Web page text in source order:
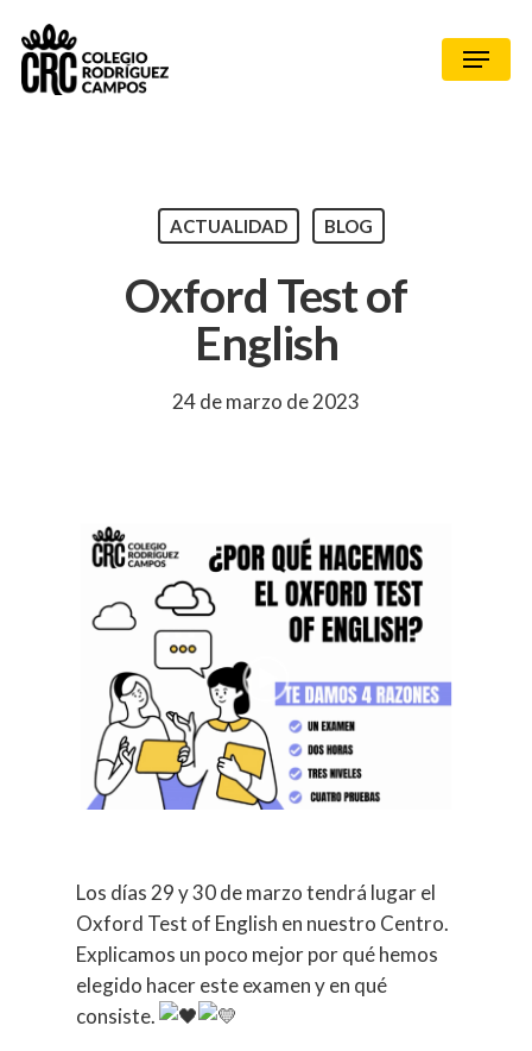
ACTUALIDAD BLOG
Oxford Test of
English
24 de marzo de 2023
Los días 29 y 30 de marzo tendrá lugar el
Oxford Test of English en nuestro Centro.
Explicamos un poco mejor por qué hemos
elegido hacer este examen y en qué
consiste.